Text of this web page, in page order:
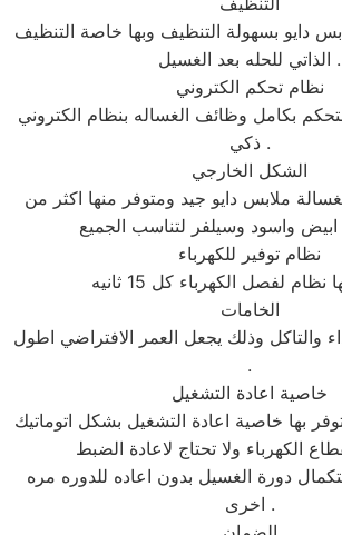
دايو بسهولة التنظيف وبها خاصة التنظيف
الذاتي للحله بعد الغسيل .
نظام تحكم الكتروني
بكامل وظائف الغساله بنظام الكتروني
ذكي .
الشكل الخارجي
ملابس دايو جيد ومتوفر منها اكثر من
نظام توفير للكهرباء
الخامات
والتاكل وذلك يجعل العمر الافتراضي اطول
.
خاصية اعادة التشغيل
بها خاصية اعادة التشغيل بشكل اتوماتيك
الكهرباء ولا تحتاج لاعادة الضبط
دورة الغسيل بدون اعاده للدوره مره
اخرى .